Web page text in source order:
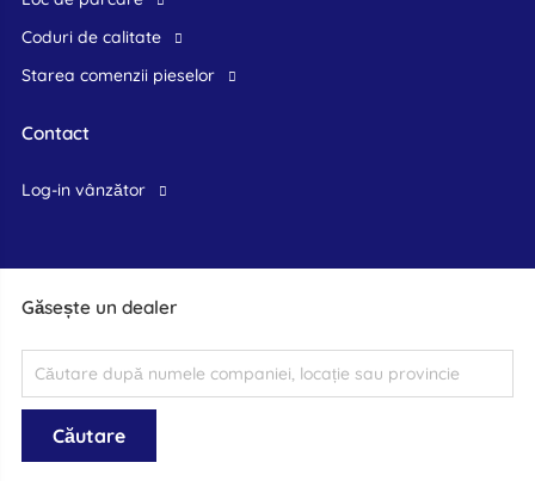
Găsește un dealer
Coduri de calitate
Starea comenzii pieselor
Contact
log-in vânzător